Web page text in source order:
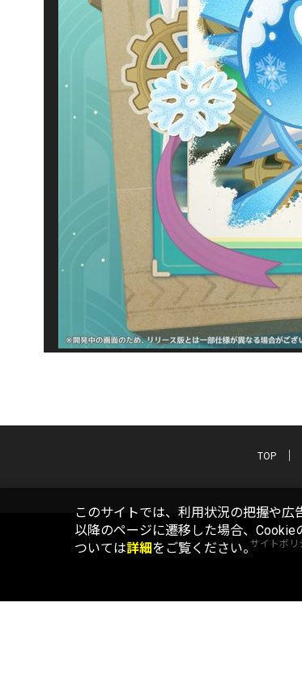
TOP
サイトポリ
このサイトでは、利用状況の把握や
以降のページに遷移した場合、
ついては詳細をご覧ください。